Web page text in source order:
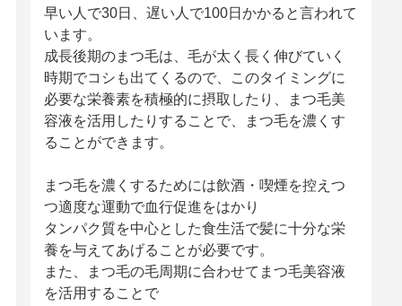
早い人で30日、遅い人で100日かかると言われて
います。
成長後期のまつ毛は、毛が太く長く伸びていく
時期でコシも出てくるので、このタイミングに
必要な栄養素を積極的に摂取したり、まつ毛美
容液を活用したりすることで、まつ毛を濃くす
ることができます。
まつ毛を濃くするためには飲酒・喫煙を控えつ
つ適度な運動で血行促進をはかり
タンパク質を中心とした食生活で髪に十分な栄
養を与えてあげることが必要です。
また、まつ毛の毛周期に合わせてまつ毛美容液
を活用することで